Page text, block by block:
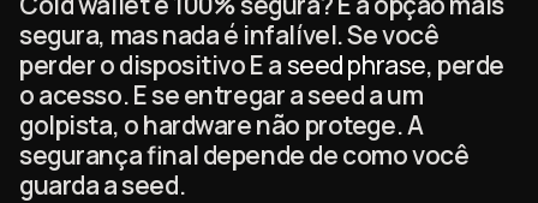
segura, mas nada é infalível. Se você
perder o dispositivo E aseed phrase, perde
o acesso. E se entregar a seed a um
golpista, o hardware não protege. A
segurança final depende de como você
guarda a seed.